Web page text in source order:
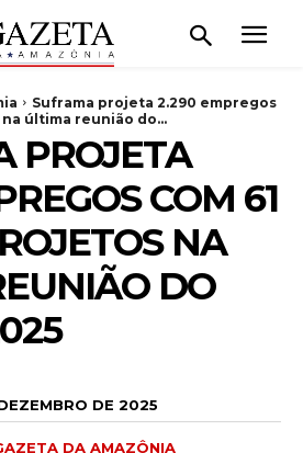
Suframa projeta 2.290 empregos
última reunião do...
PROJETA
COM 61
NA
DO
DE 2025
DA AMAZÔNIA